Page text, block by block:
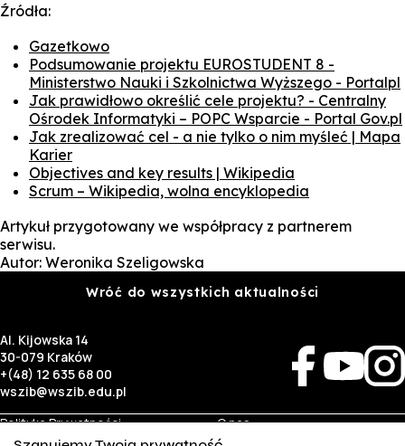
Źródła:
Gazetkowo
Podsumowanie projektu EUROSTUDENT 8 -
Ministerstwo Nauki i Szkolnictwa Wyższego - Portalpl
Jak prawidłowo określić cele projektu? - Centralny
Ośrodek Informatyki – POPC Wsparcie - Portal Gov.pl
Jak zrealizować cel - a nie tylko o nim myśleć | Mapa
Karier
Objectives and key results | Wikipedia
Scrum – Wikipedia, wolna encyklopedia
Artykuł przygotowany we współpracy z partnerem
serwisu.
Autor: Weronika Szeligowska
Wróć do wszystkich aktualności
Al. Kijowska 14
30-079 Kraków
+(48) 12 635 68 00
wszib@wszib.edu.pl
Polityka Prywatności
RODO
O nas
Rekrutacja